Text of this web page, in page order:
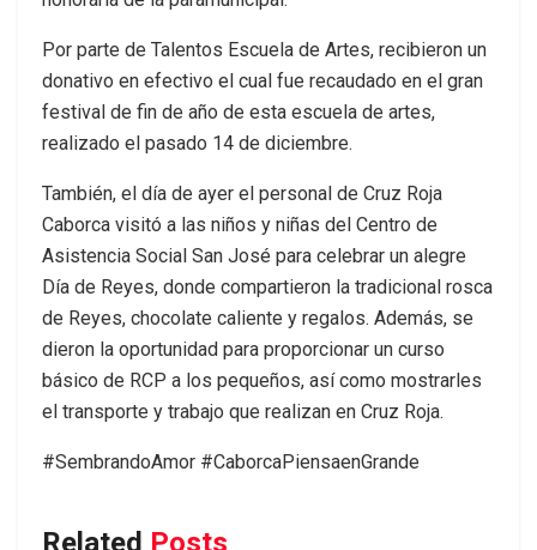
Por parte de Talentos Escuela de Artes, recibieron un
donativo en efectivo el cual fue recaudado en el gran
festival de fin de año de esta escuela de artes,
realizado el pasado 14 de diciembre.
También, el día de ayer el personal de Cruz Roja
Caborca visitó a las niños y niñas del Centro de
Asistencia Social San José para celebrar un alegre
Día de Reyes, donde compartieron la tradicional rosca
de Reyes, chocolate caliente y regalos. Además, se
dieron la oportunidad para proporcionar un curso
básico de RCP a los pequeños, así como mostrarles
el transporte y trabajo que realizan en Cruz Roja.
#SembrandoAmor #CaborcaPiensaenGrande
Related Posts